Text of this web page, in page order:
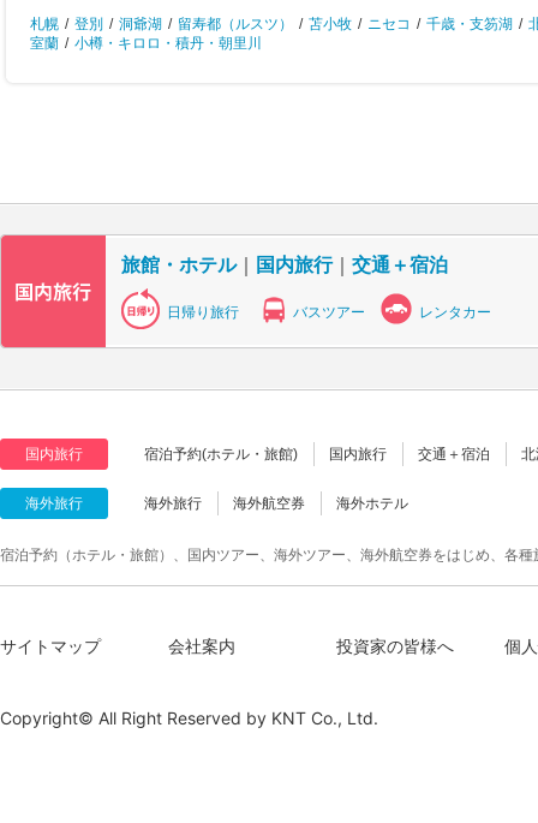
札幌 / 登別 / 洞爺湖 / 留寿都（ルスツ） / 苫小牧 / ニセコ / 千歳・支笏湖 /
室蘭 / 小樽・キロロ・積丹・朝里川
旅館・ホテル｜ 国内旅行｜ 交通＋宿泊
日帰り旅行 バスツアー レンタカー
国内旅行 宿泊予約(ホテル・旅館) 国内旅行 交通＋宿泊
海外旅行 海外旅行 海外航空券 海外ホテル
宿泊予約（ホテル・旅館）、国内ツアー、海外ツアー、海外航空券をはじめ、各
サイトマップ 会社案内 投資家の皆様へ 個
Copyright© All Right Reserved by KNT Co., Ltd.